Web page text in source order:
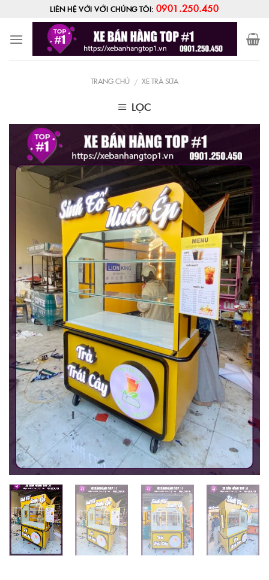
content
LIÊN HỆ VỚI VỚI CHÚNG TÔI: 0901.250.450
TRANG CHỦ / XE TRÀ SỮA
LỌC